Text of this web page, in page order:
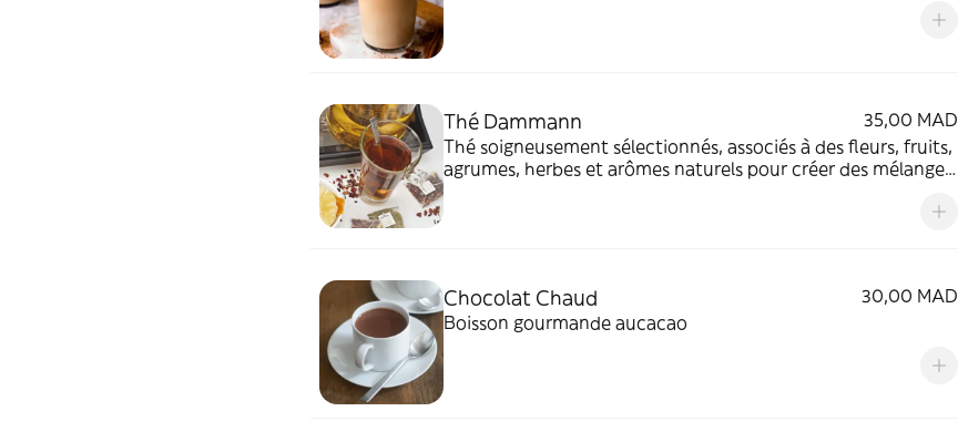
Thé Dammann
35,00 MAD
Thé soigneusement sélectionnés, associés à des fleurs, fruits,
agrumes, herbes et arômes naturels pour créer des mélanges
Chocolat Chaud
30,00 MAD
Boisson gourmande aucacao